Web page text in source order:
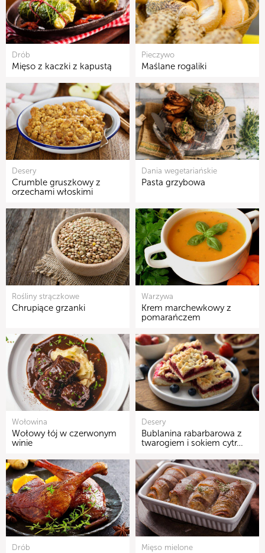
Drób
Mięso z kaczki z kapustą
Pieczywo
Maślane rogaliki
Desery
Crumble gruszkowy z
orzechami włoskimi
Dania wegetariańskie
Pasta grzybowa
Rośliny strączkowe
Chrupiące grzanki
Warzywa
Krem marchewkowy z
pomarańczem
Wołowina
Wołowy łój w czerwonym
winie
Desery
Bublanina rabarbarowa z
twarogiem i sokiem cytr…
Drób Mięso mielone